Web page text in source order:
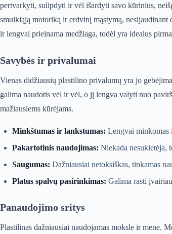
pertvarkyti, sulipdyti ir vėl išardyti savo kūrinius,
smulkiąją motoriką ir erdvinį mąstymą,
ir lengvai prieinama medžiaga, todėl yra idealus
Savybės ir privalumai
Vienas didžiausių plastilino privalumų yra jo
galima naudotis vėl ir vėl, o jį lengva valyti nuo
mažiausiems kūrėjams.
Minkštumas ir lankstumas: Lengvai minkomas
Pakartotinis naudojimas: Niekada nesukietėja,
Saugumas: Dažniausiai netoksiškas, tinkamas
Platus spalvų pasirinkimas: Galima rasti
Panaudojimo sritys
Plastilinas dažniausiai naudojamas moksle ir mene.